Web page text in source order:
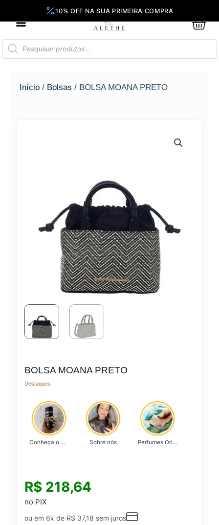
conteúdo
Pesquisar
produtos
Início / Bolsas / BOLSA MOANA PRETO
BOLSA MOANA PRETO
Destaques
Conheça o Asad, da Lattafa… Sobre nós Perfumes Originais
R$ 218,64
no PIX
ou em 6x de R$ 37,18 sem juros